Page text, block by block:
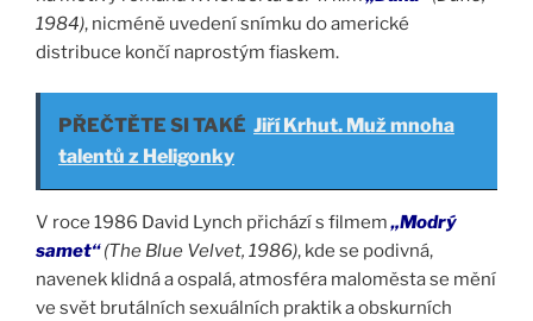
1984), nicméně uvedení snímku do americké
distribuce končí naprostým fiaskem.
PŘEČTĚTE SI TAKÉ Jiří Krhut. Muž mnoha
talentů z Heligonky
V roce 1986 David Lynch přichází s filmem„Modrý
samet“(The Blue Velvet, 1986), kde se podivná,
navenek klidná a ospalá, atmosféra maloměsta se mění
ve svět brutálních sexuálních praktik a obskurních